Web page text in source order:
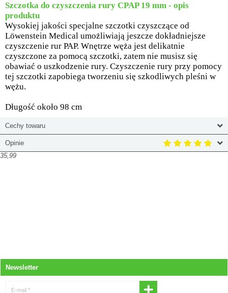
Szczotka do czyszczenia rury CPAP 19 mm - opis
produktu
Wysokiej jakości specjalne szczotki czyszczące od
Löwenstein Medical umożliwiają jeszcze dokładniejsze
czyszczenie rur PAP. Wnętrze węża jest delikatnie
czyszczone za pomocą szczotki, zatem nie musisz się
obawiać o uszkodzenie rury. Czyszczenie rury przy pomocy
tej szczotki zapobiega tworzeniu się szkodliwych pleśni w
wężu.
Długość około 98 cm
Cechy towaru
Opinie
35,99
Newsletter
E-mail *